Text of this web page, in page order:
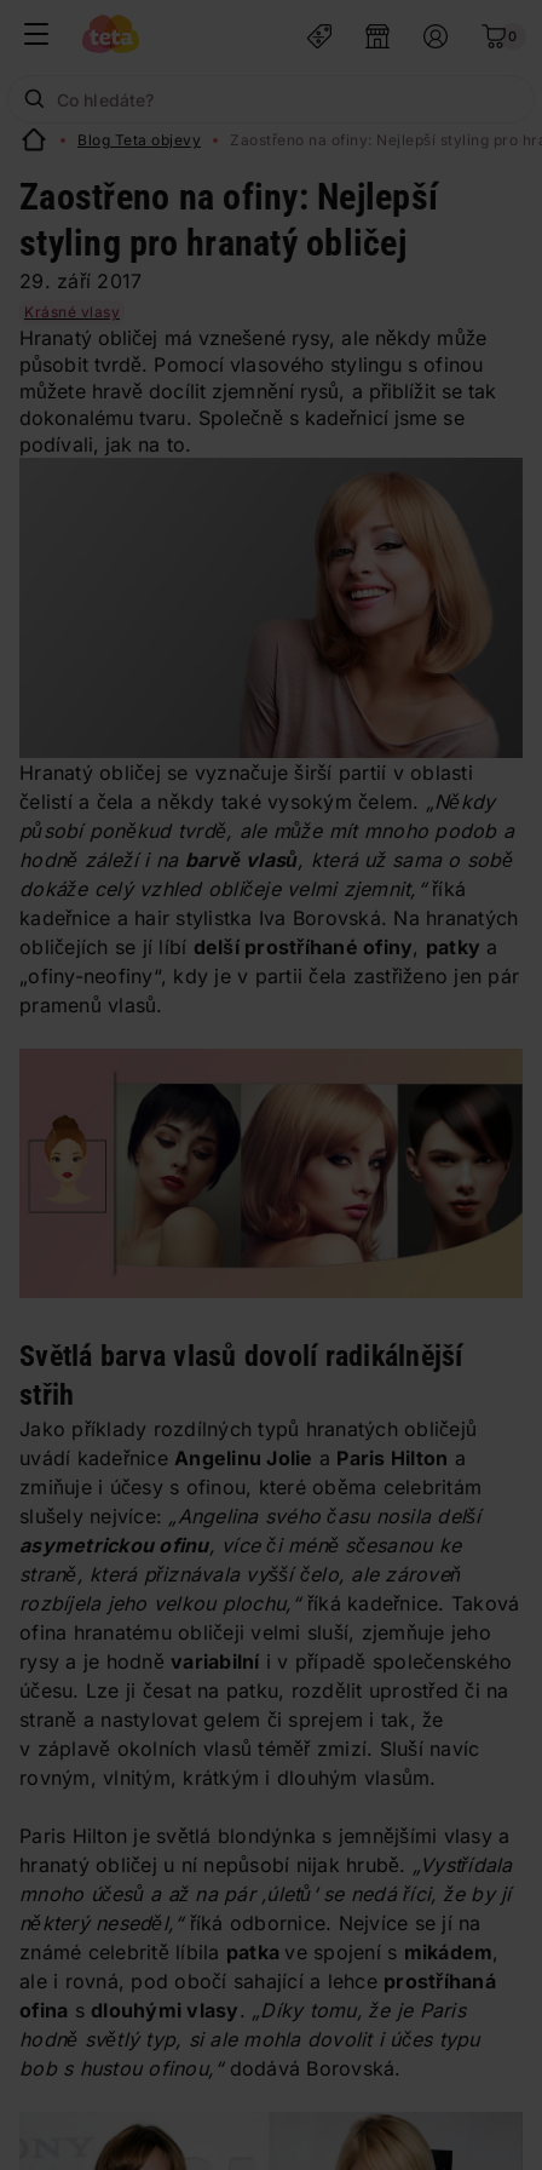
0
Blog Teta objevy Zaostřeno na ofiny: Nejlepší styling pro
Zaostřeno na ofiny: Nejlepší
styling pro hranatý obličej
29. září 2017
Krásné vlasy
Hranatý obličej má vznešené rysy, ale někdy může
působit tvrdě. Pomocí vlasového stylingu s ofinou
můžete hravě docílit zjemnění rysů, a přiblížit se tak
dokonalému tvaru. Společně s kadeřnicí jsme se
podívali, jak na to.
Hranatý obličej se vyznačuje širší partií v oblasti
čelistí a čela a někdy také vysokým čelem. „Někdy
působí poněkud tvrdě, ale může mít mnoho podob a
hodně záleží i na barvě vlasů, která už sama o sobě
dokáže celý vzhled obličeje velmi zjemnit,“říká
kadeřnice a hair stylistka Iva Borovská. Na hranatých
obličejích se jí líbí delší prostříhané ofiny, patky a
„ofiny-neofiny“, kdy je v partii čela zastřiženo jen pár
pramenů vlasů.
Světlá barva vlasů dovolí radikálnější
střih
Jako příklady rozdílných typů hranatých obličejů
uvádí kadeřnice Angelinu Jolie a Paris Hilton a
zmiňuje i účesy s ofinou, které oběma celebritám
slušely nejvíce: „Angelina svého času nosila delší
asymetrickou ofinu, více či méně sčesanou ke
straně, která přiznávala vyšší čelo, ale zároveň
rozbíjela jeho velkou plochu,“říká kadeřnice. Taková
ofina hranatému obličeji velmi sluší, zjemňuje jeho
rysy a je hodně variabilní i v případě společenského
účesu. Lze ji česat na patku, rozdělit uprostřed či na
straně a nastylovat gelem či sprejem i tak, že
v záplavě okolních vlasů téměř zmizí. Sluší navíc
rovným, vlnitým, krátkým i dlouhým vlasům.
Paris Hilton je světlá blondýnka s jemnějšími vlasy a
hranatý obličej u ní nepůsobí nijak hrubě. „Vystřídala
mnoho účesů a až na pár ‚úletů‘ se nedá říci, že by jí
některý neseděl,“říká odbornice. Nejvíce se jí na
známé celebritě líbila patka ve spojení s mikádem,
ale i rovná, pod obočí sahající a lehce prostříhaná
ofina s dlouhými vlasy. „Díky tomu, že je Paris
hodně světlý typ, si ale mohla dovolit i účes typu
bob s hustou ofinou,“dodává Borovská.